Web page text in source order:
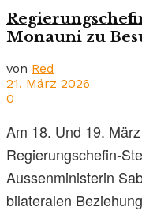
Monauni zu
von Red
21. März 2026
0
Am 18. Und 19.
Regierungschefin-
Aussenministerin
bilateralen